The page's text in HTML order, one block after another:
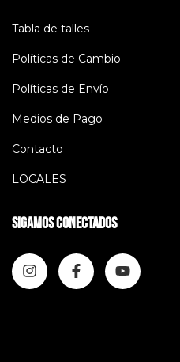
Tabla de talles
Políticas de Cambio
Políticas de Envío
Medios de Pago
Contacto
LOCALES
Sigamos conectados